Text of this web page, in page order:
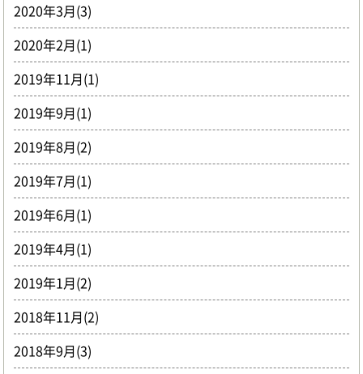
2020年3月(3)
2020年2月(1)
2019年11月(1)
2019年9月(1)
2019年8月(2)
2019年7月(1)
2019年6月(1)
2019年4月(1)
2019年1月(2)
2018年11月(2)
2018年9月(3)